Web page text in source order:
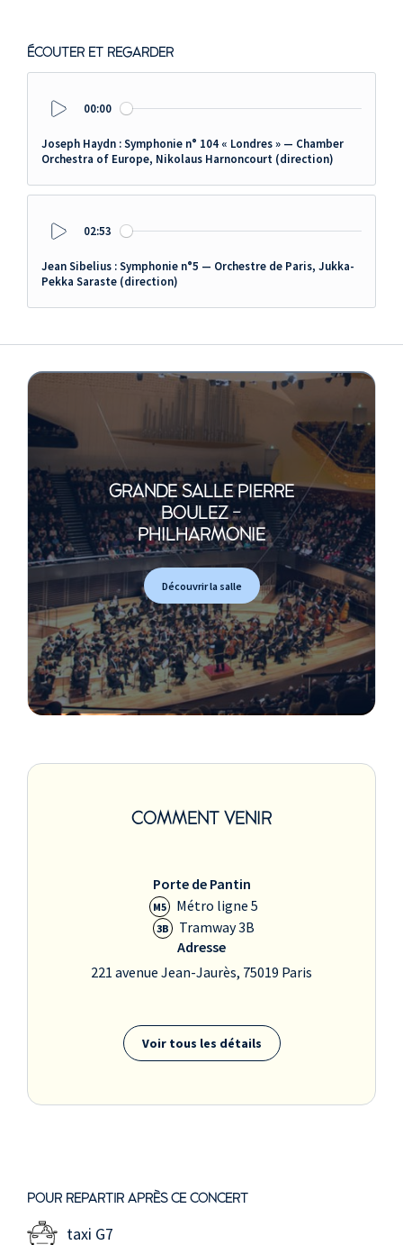
ÉCOUTER ET REGARDER
00:00
Joseph Haydn : Symphonie n° 104 « Londres » — Chamber
Orchestra of Europe, Nikolaus Harnoncourt (direction)
02:53
Jean Sibelius : Symphonie n°5 — Orchestre de Paris, Jukka-
Pekka Saraste (direction)
GRANDE SALLE PIERRE
BOULEZ -
PHILHARMONIE
Découvrir la salle
COMMENT VENIR
Porte de Pantin
M5 Métro ligne 5
3B
Tramway 3B
Adresse
221 avenue Jean-Jaurès, 75019 Paris
Voir tous les détails
POUR REPARTIR APRÈS CE CONCERT
taxi G7